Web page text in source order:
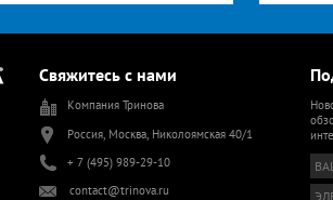
Свяжитесь с нами
Компания Тринова
Россия, Москва, Николоямская 40/1
+ 7 (495) 989-29-10
contact@trinova.ru